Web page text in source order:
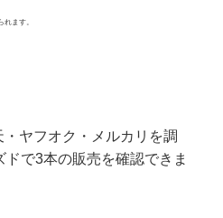
ます。
ヤフオク・メルカリを調
で3本の販売を確認できま